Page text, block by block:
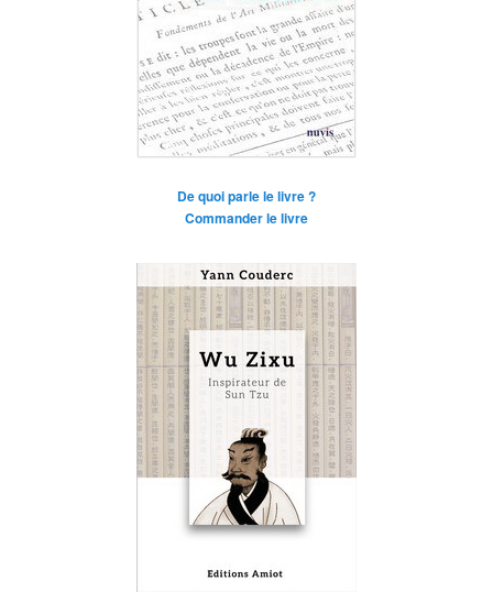
De quoi parle le livre ?
Commander le livre